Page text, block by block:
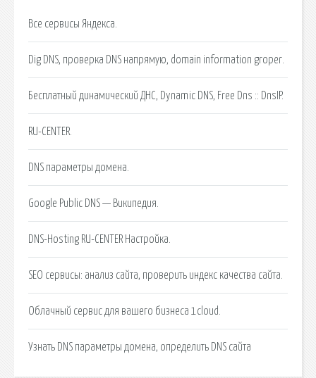
Все сервисы Яндекса.
Dig DNS, проверка DNS напрямую, domain information groper.
Бесплатный динамический ДНС, Dynamic DNS, Free Dns :: DnsIP.
RU-CENTER.
DNS параметры домена.
Google Public DNS — Википедия.
DNS-Hosting RU-CENTER Настройка.
SEO сервисы: анализ сайта, проверить индекс качества сайта.
Облачный сервис для вашего бизнеса 1cloud.
Узнать DNS параметры домена, определить DNS сайта